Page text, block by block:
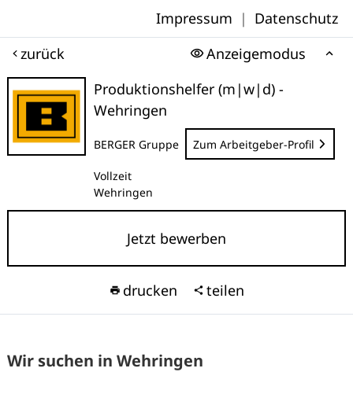
Impressum | Datenschutz
zurück
Anzeigemodus
Produktionshelfer (m|w|d) -
Wehringen
BERGER Gruppe Zum Arbeitgeber-Profil
Vollzeit
Wehringen
Jetzt bewerben
drucken teilen
Wir suchen in Wehringen